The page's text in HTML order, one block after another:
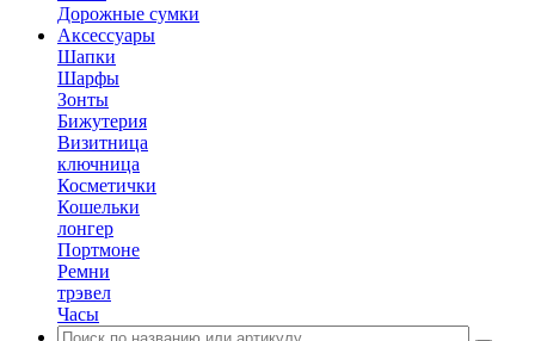
Дорожные сумки
Аксессуары
Шапки
Шарфы
Зонты
Бижутерия
Визитница
ключница
Косметички
Кошельки
лонгер
Портмоне
Ремни
трэвел
Часы